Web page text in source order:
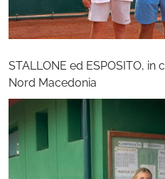
STALLONE ed ESPOSITO,
Nord Macedonia